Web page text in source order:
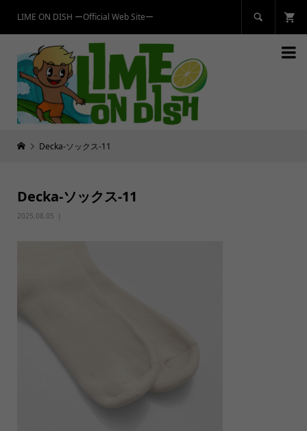
LIME ON DISH ーOfficial Web Siteー 

Decka-ソックス-11
Decka-ソックス-11
2025.08.05